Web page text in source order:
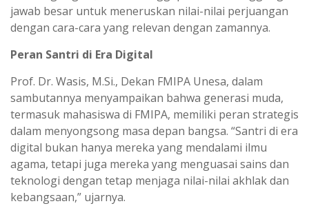
jawab besar untuk meneruskan nilai-nilai perjuangan
dengan cara-cara yang relevan dengan zamannya.
Peran Santri di Era Digital
Prof. Dr. Wasis, M.Si., Dekan FMIPA Unesa, dalam
sambutannya menyampaikan bahwa generasi muda,
termasuk mahasiswa di FMIPA, memiliki peran strategis
dalam menyongsong masa depan bangsa. “Santri di era
digital bukan hanya mereka yang mendalami ilmu
agama, tetapi juga mereka yang menguasai sains dan
teknologi dengan tetap menjaga nilai-nilai akhlak dan
kebangsaan,” ujarnya.